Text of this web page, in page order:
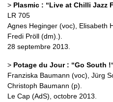
> Plasmic : “Live at Chilli Jazz
LR 705
Agnes Heginger (voc), Elisabeth
Fredi Pröll (dm).).
28 septembre 2013.
> Potage du Jour : “Go South
Franziska Baumann (voc), Jürg
Christoph Baumann (p).
Le Cap (AdS), octobre 2013.